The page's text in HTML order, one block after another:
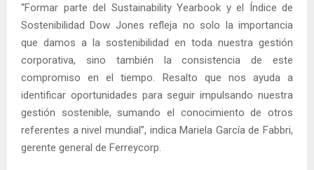
“Formar parte del Sustainability Yearbook y el Índice de
Sostenibilidad Dow Jones refleja no solo la importancia
que damos a la sostenibilidad en toda nuestra gestión
corporativa, sino también la consistencia de este
compromiso en el tiempo. Resalto que nos ayuda a
identificar oportunidades para seguir impulsando nuestra
gestión sostenible, sumando el conocimiento de otros
referentes a nivel mundial”, indica Mariela García de Fabbri,
gerente general de Ferreycorp.